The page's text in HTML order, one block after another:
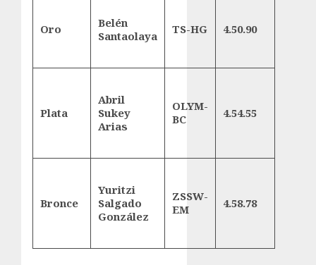
Oro
Belén
Santaolaya
TS-HG 4.50.90
Plata
Abril
Sukey
Arias
OLYM-
BC
4.54.55
Bronce
Yuritzi
Salgado
González
ZSSW-
EM
4.58.78